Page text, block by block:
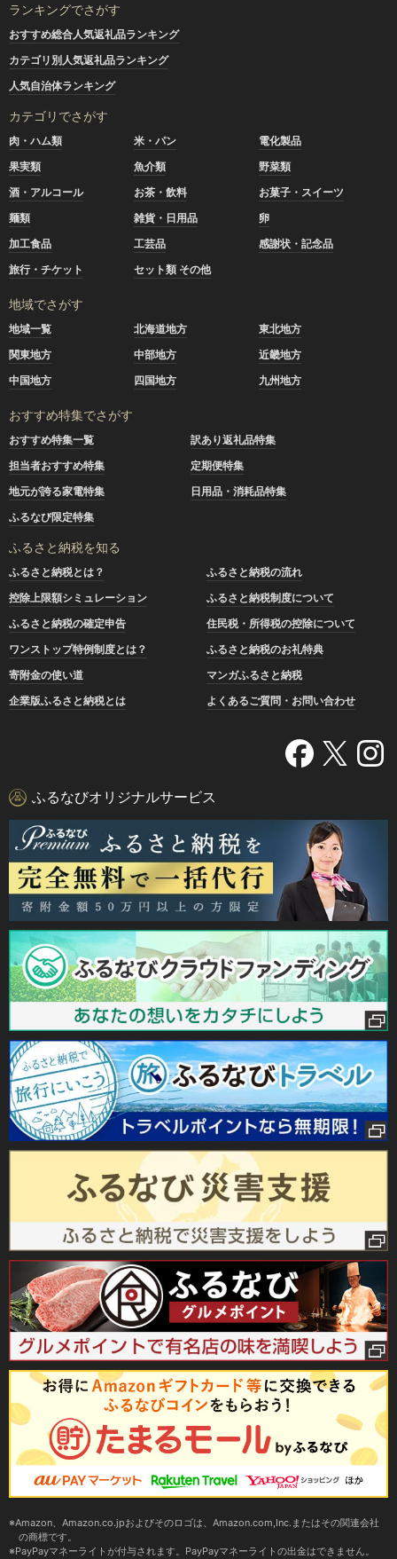
ランキングでさがす
おすすめ総合人気返礼品ランキング
カテゴリ別人気返礼品ランキング
人気自治体ランキング
カテゴリでさがす
肉・ハム類 米・パン
電化製品
果実類
魚介類
野菜類
酒・アルコール
お茶・飲料
お菓子・スイーツ
麺類
雑貨・日用品
卵
加工食品
工芸品
感謝状・記念品
旅行・チケット
セット類 その他
地域でさがす
地域一覧 北海道地方
東北地方
関東地方
中部地方
近畿地方
中国地方
四国地方 九州地方
おすすめ特集でさがす
おすすめ特集一覧
訳あり返礼品特集
担当者おすすめ特集
定期便特集
地元が誇る家電特集
日用品・消耗品特集
ふるなび限定特集
ふるさと納税を知る
ふるさと納税とは？
ふるさと納税の流れ
控除上限額シミュレーション
ふるさと納税制度について
ふるさと納税の確定申告
住民税・所得税の控除について
ワンストップ特例制度とは？
ふるさと納税のお礼特典
寄附金の使い道
マンガふるさと納税
企業版ふるさと納税とは
よくあるご質問・お問い合わせ
ふるなびオリジナルサービス
Amazon、Amazon.co.jpおよびそのロゴは、Amazon.com,Inc.またはその関連会社
の商標です。
PayPayマネーライトが付与されます。PayPayマネーライトの出金はできません。